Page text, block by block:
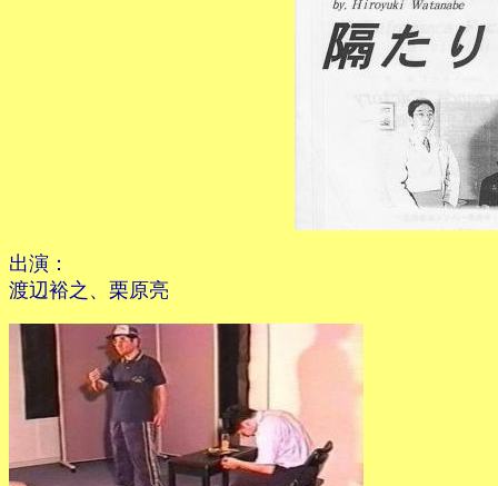
出演：
渡辺裕之、栗原亮